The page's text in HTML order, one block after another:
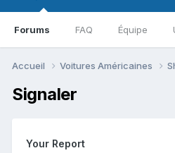
Forums FAQ Équipe
Accueil Voitures Américaines
Signaler
Your Report